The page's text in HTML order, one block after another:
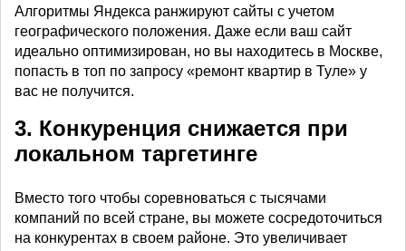
Алгоритмы Яндекса ранжируют сайты с учетом
географического положения. Даже если ваш сайт
идеально оптимизирован, но вы находитесь в Москве,
попасть в топ по запросу «ремонт квартир в Туле» у
вас не получится.
3. Конкуренция снижается при
локальном таргетинге
Вместо того чтобы соревноваться с тысячами
компаний по всей стране, вы можете сосредоточиться
на конкурентах в своем районе. Это увеличивает